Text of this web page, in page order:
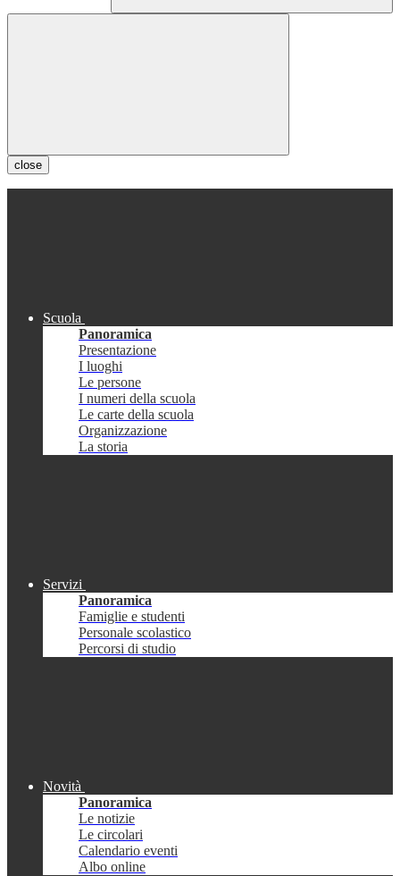
close
Scuola
Panoramica
Presentazione
I luoghi
Le persone
I numeri della scuola
Le carte della scuola
Organizzazione
La storia
Servizi
Panoramica
Famiglie e studenti
Personale scolastico
Percorsi di studio
Novità
Panoramica
Le notizie
Le circolari
Calendario eventi
Albo online